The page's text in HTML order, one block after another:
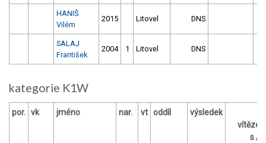
HANIŠ
Vilém
2015 Litovel DNS
SALAJ
František
2004 1 Litovel DNS
kategorie K1W
por. vk jméno nar. vt oddíl výsledek
s /